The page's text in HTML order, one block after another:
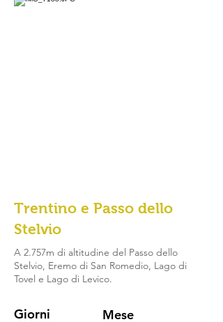
Trentino e Passo dello
Stelvio
A 2.757m di altitudine del Passo dello
Stelvio, Eremo di San Romedio, Lago di
Tovel e Lago di Levico.
Giorni Mese